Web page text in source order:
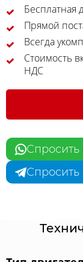
Бесплатная
Прямой
Всегда
Стоимость
НДС
Спросить